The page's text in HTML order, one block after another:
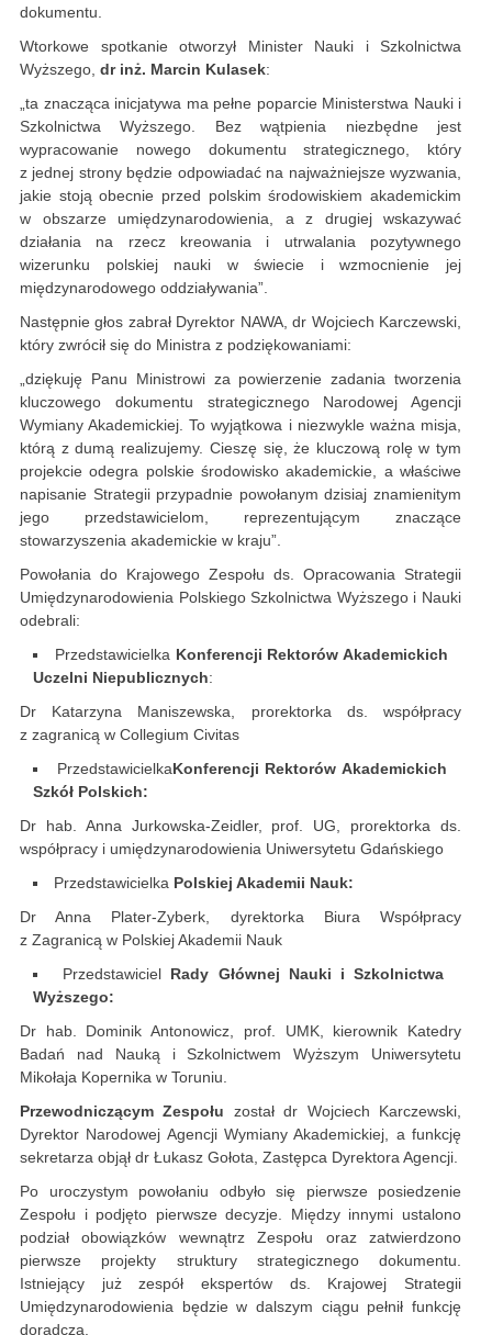
dokumentu.
Wtorkowe spotkanie otworzył Minister Nauki i Szkolnictwa
Wyższego, dr inż. Marcin Kulasek:
„ta znacząca inicjatywa ma pełne poparcie Ministerstwa Nauki i
Szkolnictwa Wyższego. Bez wątpienia niezbędne jest
wypracowanie nowego dokumentu strategicznego, który
z jednej strony będzie odpowiadać na najważniejsze wyzwania,
jakie stoją obecnie przed polskim środowiskiem akademickim
w obszarze umiędzynarodowienia, a z drugiej wskazywać
działania na rzecz kreowania i utrwalania pozytywnego
wizerunku polskiej nauki w świecie i wzmocnienie jej
międzynarodowego oddziaływania”.
Następnie głos zabrał Dyrektor NAWA, dr Wojciech Karczewski,
który zwrócił się do Ministra z podziękowaniami:
„dziękuję Panu Ministrowi za powierzenie zadania tworzenia
kluczowego dokumentu strategicznego Narodowej Agencji
Wymiany Akademickiej. To wyjątkowa i niezwykle ważna misja,
którą z dumą realizujemy. Cieszę się, że kluczową rolę w tym
projekcie odegra polskie środowisko akademickie, a właściwe
napisanie Strategii przypadnie powołanym dzisiaj znamienitym
jego przedstawicielom, reprezentującym znaczące
stowarzyszenia akademickie w kraju”.
Powołania do Krajowego Zespołu ds. Opracowania Strategii
Umiędzynarodowienia Polskiego Szkolnictwa Wyższego i Nauki
odebrali:
Przedstawicielka Konferencji Rektorów Akademickich
Uczelni Niepublicznych:
Dr Katarzyna Maniszewska, prorektorka ds. współpracy
z zagranicą w Collegium Civitas
PrzedstawicielkaKonferencji Rektorów Akademickich
Szkół Polskich:
Dr hab. Anna Jurkowska-Zeidler, prof. UG, prorektorka ds.
współpracy i umiędzynarodowienia Uniwersytetu Gdańskiego
Przedstawicielka Polskiej Akademii Nauk:
Dr Anna Plater-Zyberk, dyrektorka Biura Współpracy
z Zagranicą w Polskiej Akademii Nauk
Przedstawiciel Rady Głównej Nauki i Szkolnictwa
Wyższego:
Dr hab. Dominik Antonowicz, prof. UMK, kierownik Katedry
Badań nad Nauką i Szkolnictwem Wyższym Uniwersytetu
Mikołaja Kopernika w Toruniu.
Przewodniczącym Zespołu został dr Wojciech Karczewski,
Dyrektor Narodowej Agencji Wymiany Akademickiej, a funkcję
sekretarza objął dr Łukasz Gołota, Zastępca Dyrektora Agencji.
Po uroczystym powołaniu odbyło się pierwsze posiedzenie
Zespołu i podjęto pierwsze decyzje. Między innymi ustalono
podział obowiązków wewnątrz Zespołu oraz zatwierdzono
pierwsze projekty struktury strategicznego dokumentu.
Istniejący już zespół ekspertów ds. Krajowej Strategii
Umiędzynarodowienia będzie w dalszym ciągu pełnił funkcję
doradczą.